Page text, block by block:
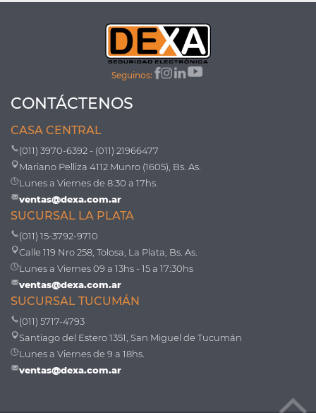
Seguinos:
CONTÁCTENOS
CASA CENTRAL
(011) 3970-6392 - (011) 21966477
Mariano Pelliza 4112 Munro (1605), Bs. As.
Lunes a Viernes de 8:30 a 17hs.
ventas@dexa.com.ar
SUCURSAL LA PLATA
(011) 15-3792-9710
Calle 119 Nro 258, Tolosa, La Plata, Bs. As.
Lunes a Viernes 09 a 13hs - 15 a 17:30hs
ventas@dexa.com.ar
SUCURSAL TUCUMÁN
(011) 5717-4793
Santiago del Estero 1351, San Miguel de Tucumán
Lunes a Viernes de 9 a 18hs.
ventas@dexa.com.ar